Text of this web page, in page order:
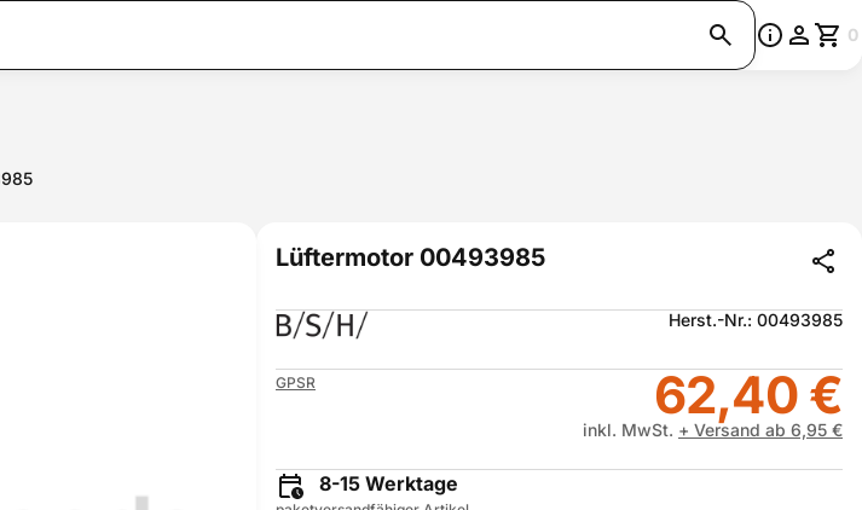
0
Lüftermotor 00493985
Herst.-Nr.: 00493985
GPSR 62,40 €
inkl. MwSt. + Versand ab 6,95 €
8-15 Werktage